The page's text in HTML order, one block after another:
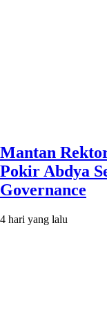
Mantan
Pokir Abdya
Governance
4 hari yang lalu